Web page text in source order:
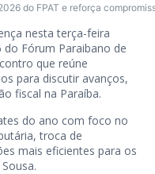
do FPAT e reforça
nesta terça-feira
Fórum Paraibano de
que reúne
para discutir avanços,
fiscal na Paraíba.
do ano com foco no
troca de
mais eficientes para os